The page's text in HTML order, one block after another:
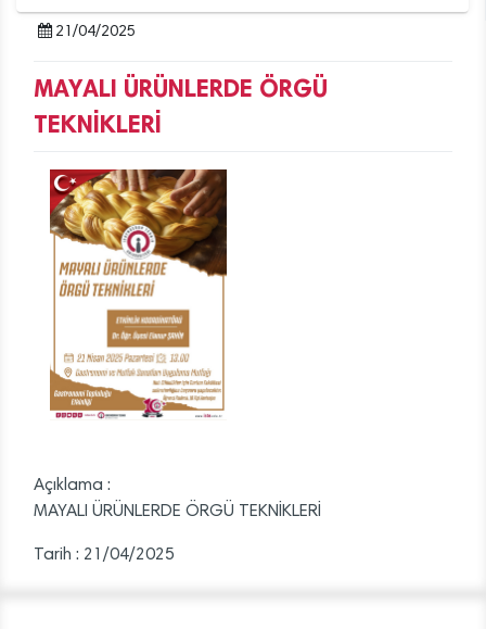
21/04/2025
MAYALI ÜRÜNLERDE ÖRGÜ
TEKNİKLERİ
Açıklama :
MAYALI ÜRÜNLERDE ÖRGÜ TEKNİKLERİ
Tarih : 21/04/2025